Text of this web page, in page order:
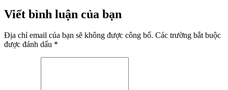
Viết bình luận của bạn
Địa chỉ email của bạn sẽ không được công bố. Các trường bắt buộc
được đánh dấu *